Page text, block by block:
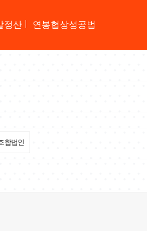
정산 연봉협상성공법
합법인